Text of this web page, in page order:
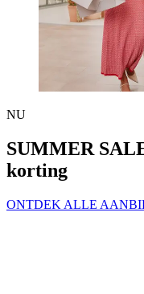
NU
SUMMER
korting
ONTDEK ALLE